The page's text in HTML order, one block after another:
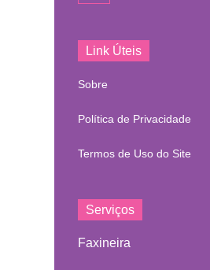
Link Úteis
Sobre
Política de Privacidade
Termos de Uso do Site
Serviços
Faxineira